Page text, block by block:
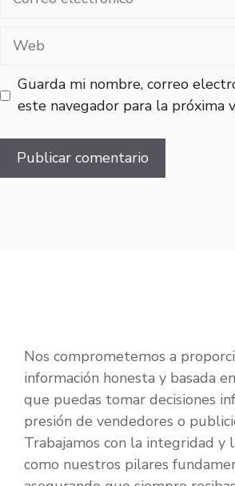
Web
Guarda mi nombre, correo
este navegador para la próxima
Nos comprometemos a
información honesta y basada
que puedas tomar decisiones
presión de vendedores o
Trabajamos con la integridad y
como nuestros pilares